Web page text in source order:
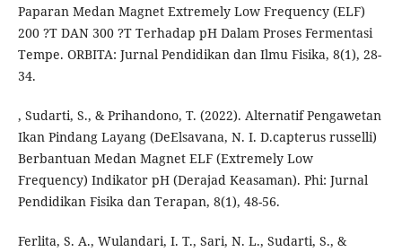
Paparan Medan Magnet Extremely Low Frequency (ELF)
200 ?T DAN 300 ?T Terhadap pH Dalam Proses Fermentasi
Tempe. ORBITA: Jurnal Pendidikan dan Ilmu Fisika, 8(1), 28-
34.
, Sudarti, S., & Prihandono, T. (2022). Alternatif Pengawetan
Ikan Pindang Layang (DeElsavana, N. I. D.capterus russelli)
Berbantuan Medan Magnet ELF (Extremely Low
Frequency) Indikator pH (Derajad Keasaman). Phi: Jurnal
Pendidikan Fisika dan Terapan, 8(1), 48-56.
Ferlita, S. A., Wulandari, I. T., Sari, N. L., Sudarti, S., &